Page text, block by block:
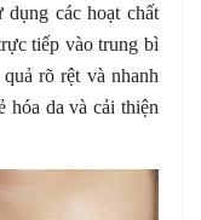
các hoạt chất
tiếp vào trung bì
rõ rệt và nhanh
hóa da và cải thiện